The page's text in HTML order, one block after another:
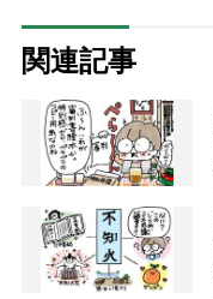
関連記事